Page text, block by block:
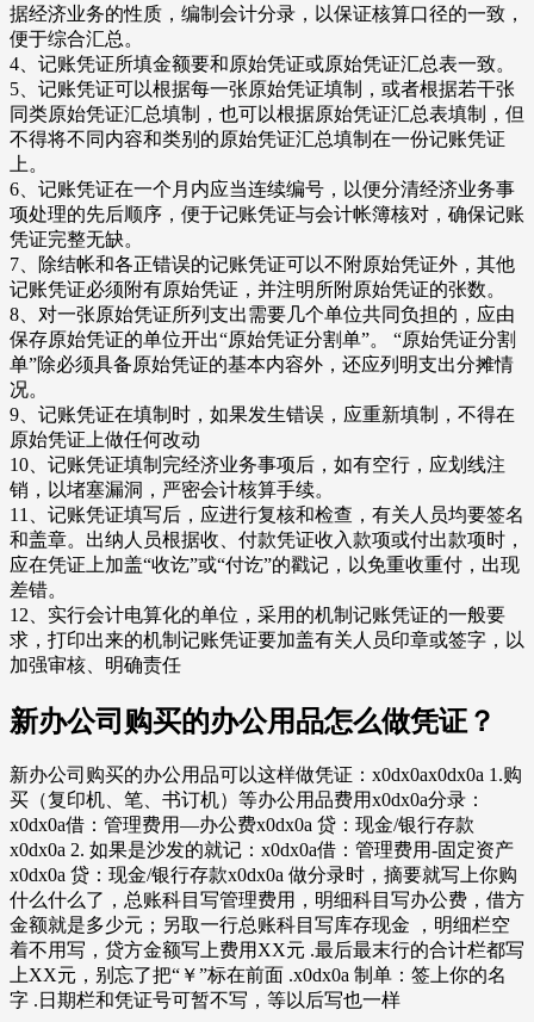
据经济业务的性质，编制会计分录，以保证核算口径的一致，
便于综合汇总。
4、记账凭证所填金额要和原始凭证或原始凭证汇总表一致。
5、记账凭证可以根据每一张原始凭证填制，或者根据若干张
同类原始凭证汇总填制，也可以根据原始凭证汇总表填制，但
不得将不同内容和类别的原始凭证汇总填制在一份记账凭证
上。
6、记账凭证在一个月内应当连续编号，以便分清经济业务事
项处理的先后顺序，便于记账凭证与会计帐簿核对，确保记账
凭证完整无缺。
7、除结帐和各正错误的记账凭证可以不附原始凭证外，其他
记账凭证必须附有原始凭证，并注明所附原始凭证的张数。
8、对一张原始凭证所列支出需要几个单位共同负担的，应由
保存原始凭证的单位开出“原始凭证分割单”。 “原始凭证分割
单”除必须具备原始凭证的基本内容外，还应列明支出分摊情
况。
9、记账凭证在填制时，如果发生错误，应重新填制，不得在
原始凭证上做任何改动
10、记账凭证填制完经济业务事项后，如有空行，应划线注
销，以堵塞漏洞，严密会计核算手续。
11、记账凭证填写后，应进行复核和检查，有关人员均要签名
和盖章。出纳人员根据收、付款凭证收入款项或付出款项时，
应在凭证上加盖“收讫”或“付讫”的戳记，以免重收重付，出现
差错。
12、实行会计电算化的单位，采用的机制记账凭证的一般要
求，打印出来的机制记账凭证要加盖有关人员印章或签字，以
加强审核、明确责任
新办公司购买的办公用品怎么做凭证？
新办公司购买的办公用品可以这样做凭证：x0dx0ax0dx0a 1.购
买（复印机、笔、书订机）等办公用品费用x0dx0a分录：
x0dx0a借：管理费用—办公费x0dx0a 贷：现金/银行存款
x0dx0a 2. 如果是沙发的就记：x0dx0a借：管理费用-固定资产
x0dx0a 贷：现金/银行存款x0dx0a 做分录时，摘要就写上你购
什么什么了，总账科目写管理费用，明细科目写办公费，借方
金额就是多少元；另取一行总账科目写库存现金 ，明细栏空
着不用写，贷方金额写上费用XX元 .最后最末行的合计栏都写
上XX元，别忘了把“￥”标在前面 .x0dx0a 制单：签上你的名
字 .日期栏和凭证号可暂不写，等以后写也一样